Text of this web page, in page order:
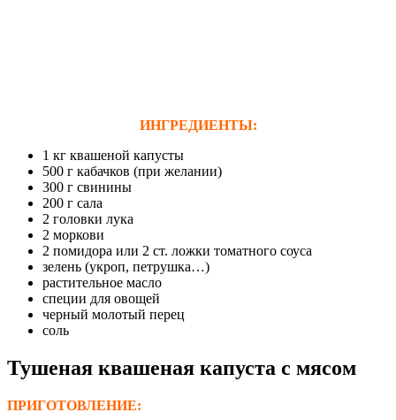
ИНГРЕДИЕНТЫ:
1 кг квашеной капусты
500 г кабачков (при желании)
300 г свинины
200 г сала
2 головки лука
2 моркови
2 помидора или 2 ст. ложки томатного соуса
зелень (укроп, петрушка…)
растительное масло
специи для овощей
черный молотый перец
соль
Тушеная квашеная капуста с мясом
ПРИГОТОВЛЕНИЕ: